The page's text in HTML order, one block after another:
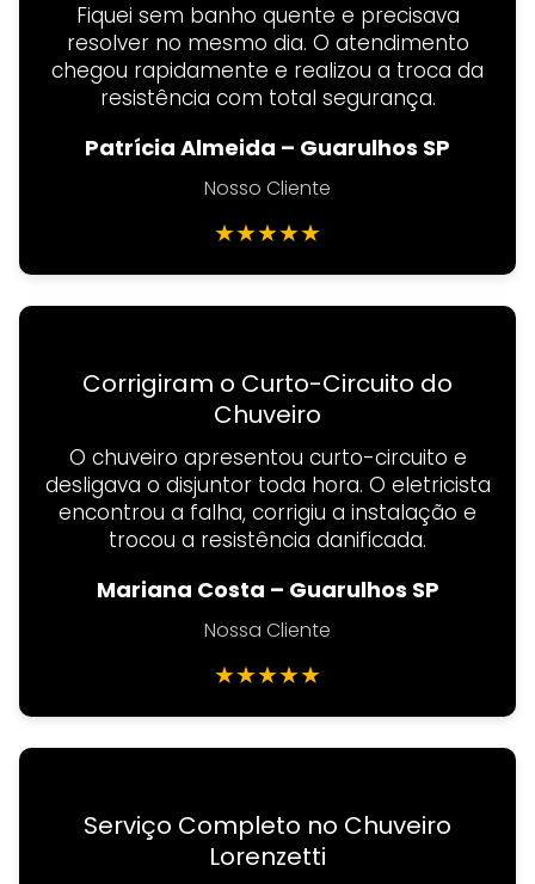
Fiquei sem banho quente e precisava
resolver no mesmo dia. O atendimento
chegou rapidamente e realizou a troca da
resistência com total segurança.
Patrícia Almeida – Guarulhos SP
Nosso Cliente
★★★★★
Corrigiram o Curto-Circuito do
Chuveiro
O chuveiro apresentou curto-circuito e
desligava o disjuntor toda hora. O eletricista
encontrou a falha, corrigiu a instalação e
trocou a resistência danificada.
Mariana Costa – Guarulhos SP
Nossa Cliente
★★★★★
Serviço Completo no Chuveiro
Lorenzetti